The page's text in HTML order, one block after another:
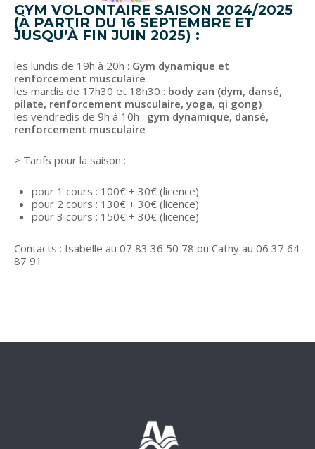
GYM VOLONTAIRE SAISON 2024/2025
(À PARTIR DU 16 SEPTEMBRE ET
JUSQU’À FIN JUIN 2025) :
les lundis de 19h à 20h : Gym dynamique et
renforcement musculaire
les mardis de 17h30 et 18h30 : body zan (dym, dansé,
pilate, renforcement musculaire, yoga, qi gong)
les vendredis de 9h à 10h : gym dynamique, dansé,
renforcement musculaire
> Tarifs pour la saison :
pour 1 cours : 100€ + 30€ (licence)
pour 2 cours : 130€ + 30€ (licence)
pour 3 cours : 150€ + 30€ (licence)
Contacts : Isabelle au 07 83 36 50 78 ou Cathy au 06 37 64
87 91